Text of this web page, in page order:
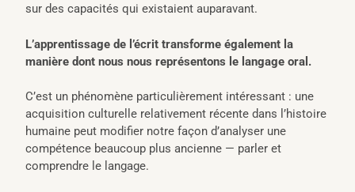
sur des capacités qui existaient auparavant.
L’apprentissage de l’écrit transforme également la
manière dont nous nous représentons le langage oral.
C’est un phénomène particulièrement intéressant : une
acquisition culturelle relativement récente dans l’histoire
humaine peut modifier notre façon d’analyser une
compétence beaucoup plus ancienne — parler et
comprendre le langage.